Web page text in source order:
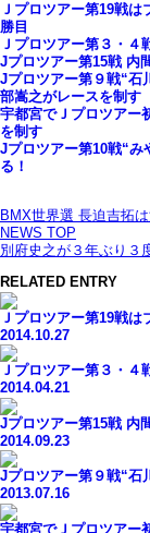
Ｊプロツアー第19戦
勝目
Ｊプロツアー第３・４
Jプロツアー第15戦 内
Jプロツアー第９戦“石
部嵩之がレースを制す
宇都宮でＪプロツアー
を制す
Jプロツアー第10戦“
る！
BMX世界選 長迫吉拓
NEWS TOP
別府史之が３年ぶり３
RELATED ENTRY
Ｊプロツアー第19戦
2014.10.27
Ｊプロツアー第３・４
2014.04.21
Jプロツアー第15戦 内
2014.09.23
Jプロツアー第９戦“石
2013.07.16
宇都宮でＪプロツアー